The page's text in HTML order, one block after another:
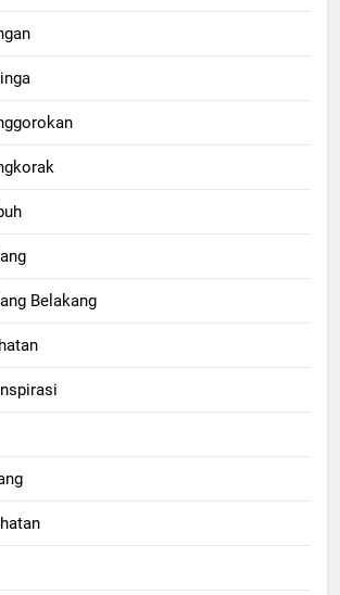
Belakang